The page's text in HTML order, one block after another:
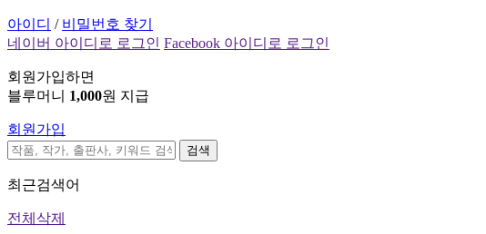
아이디 / 비밀번호 찾기
네이버 아이디로 로그인 Facebook 아이디로 로그인
회원가입하면
블루머니 1,000원 지급
회원가입
검색
최근검색어
전체삭제